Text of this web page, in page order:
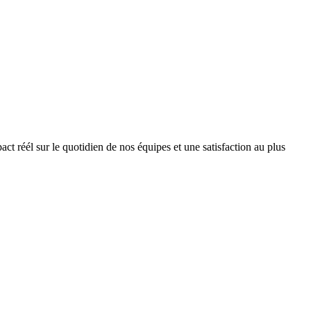
réél sur le quotidien de nos équipes et une satisfaction au plus